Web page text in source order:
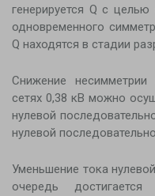
генерируется Q с
одновременного
Q находятся в стадии
Снижение несимметрии
сетях 0,38 кВ можно
нулевой
нулевой
Уменьшение тока
очередь достигается